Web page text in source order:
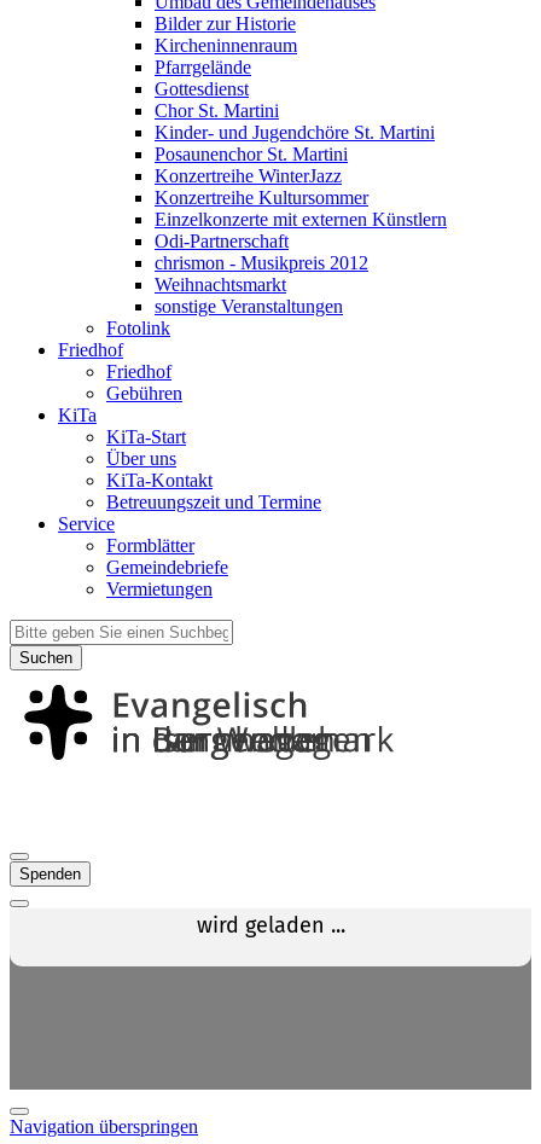
Bilder zur Historie
Kircheninnenraum
Pfarrgelände
Gottesdienst
Chor St. Martini
Kinder- und Jugendchöre St. Martini
Posaunenchor St. Martini
Konzertreihe WinterJazz
Konzertreihe Kultursommer
Einzelkonzerte mit externen Künstlern
Odi-Partnerschaft
chrismon - Musikpreis 2012
Weihnachtsmarkt
sonstige Veranstaltungen
Fotolink
Friedhof
Friedhof
Gebühren
KiTa
KiTa-Start
Über uns
KiTa-Kontakt
Betreuungszeit und Termine
Service
Formblätter
Gemeindebriefe
Vermietungen
Suchen
Spenden
Navigation überspringen